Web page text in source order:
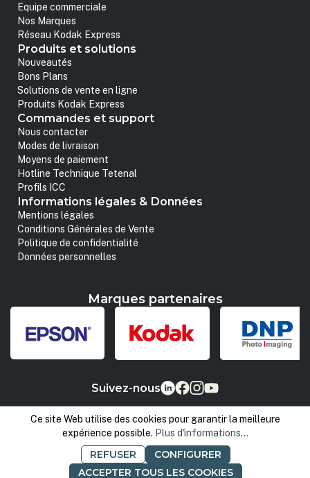
Equipe commerciale
Nos Marques
Réseau Kodak Express
Produits et solutions
Nouveautés
Bons Plans
Solutions de vente en ligne
Produits Kodak Express
Commandes et support
Nous contacter
Modes de livraison
Moyens de paiement
Hotline Technique Tetenal
Profils ICC
Informations légales & Données
Mentions légales
Conditions Générales de Vente
Politique de confidentialité
Données personnelles
Marques partenaires
Suivez-nous
Ce site Web utilise des cookies pour garantir la meilleure
expérience possible. Plus d'informations...
REFUSER
CONFIGURER
ACCEPTER TOUS LES COOKIES